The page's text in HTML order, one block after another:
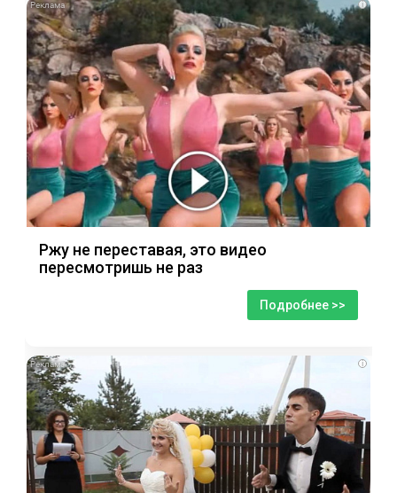
i
Ржу не переставая, это видео
пересмотришь не раз
Подробнее >>
i